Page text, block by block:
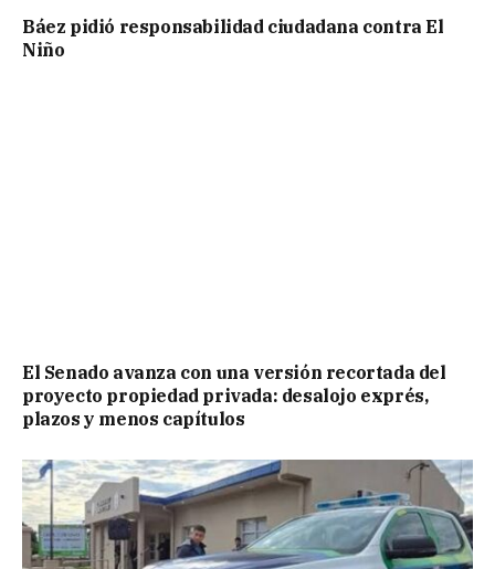
Báez pidió responsabilidad ciudadana contra El
Niño
El Senado avanza con una versión recortada del
proyecto propiedad privada: desalojo exprés,
plazos y menos capítulos